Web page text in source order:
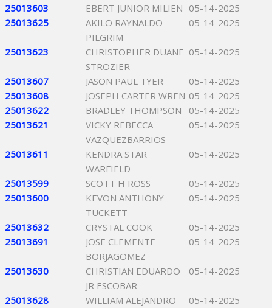
25013603
EBERT JUNIOR MILIEN 05-14-2025
25013625
AKILO RAYNALDO
PILGRIM
05-14-2025
25013623
CHRISTOPHER DUANE
STROZIER
05-14-2025
25013607 JASON PAUL TYER
05-14-2025
25013608
JOSEPH CARTER WREN 05-14-2025
25013622
BRADLEY THOMPSON
05-14-2025
25013621
VICKY REBECCA
VAZQUEZBARRIOS
05-14-2025
25013611
KENDRA STAR
WARFIELD
05-14-2025
25013599 SCOTT H ROSS
05-14-2025
25013600
KEVON ANTHONY
TUCKETT
05-14-2025
25013632 CRYSTAL COOK
05-14-2025
25013691
JOSE CLEMENTE
BORJAGOMEZ
05-14-2025
25013630
CHRISTIAN EDUARDO
JR ESCOBAR
05-14-2025
25013628
WILLIAM ALEJANDRO
05-14-2025